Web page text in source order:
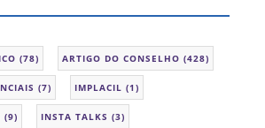
(78) ARTIGO DO CONSELHO (428)
(7) IMPLACIL (1)
(9) INSTA TALKS (3)